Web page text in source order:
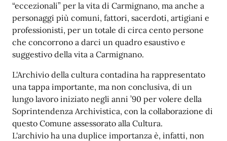
“eccezionali” per la vita di Carmignano, ma anche a
personaggi più comuni, fattori, sacerdoti, artigiani e
professionisti, per un totale di circa cento persone
che concorrono a darci un quadro esaustivo e
suggestivo della vita a Carmignano.
L'Archivio della cultura contadina ha rappresentato
una tappa importante, ma non conclusiva, di un
lungo lavoro iniziato negli anni ’90 per volere della
Soprintendenza Archivistica, con la collaborazione di
questo Comune assessorato alla Cultura.
L'archivio ha una duplice importanza è, infatti, non